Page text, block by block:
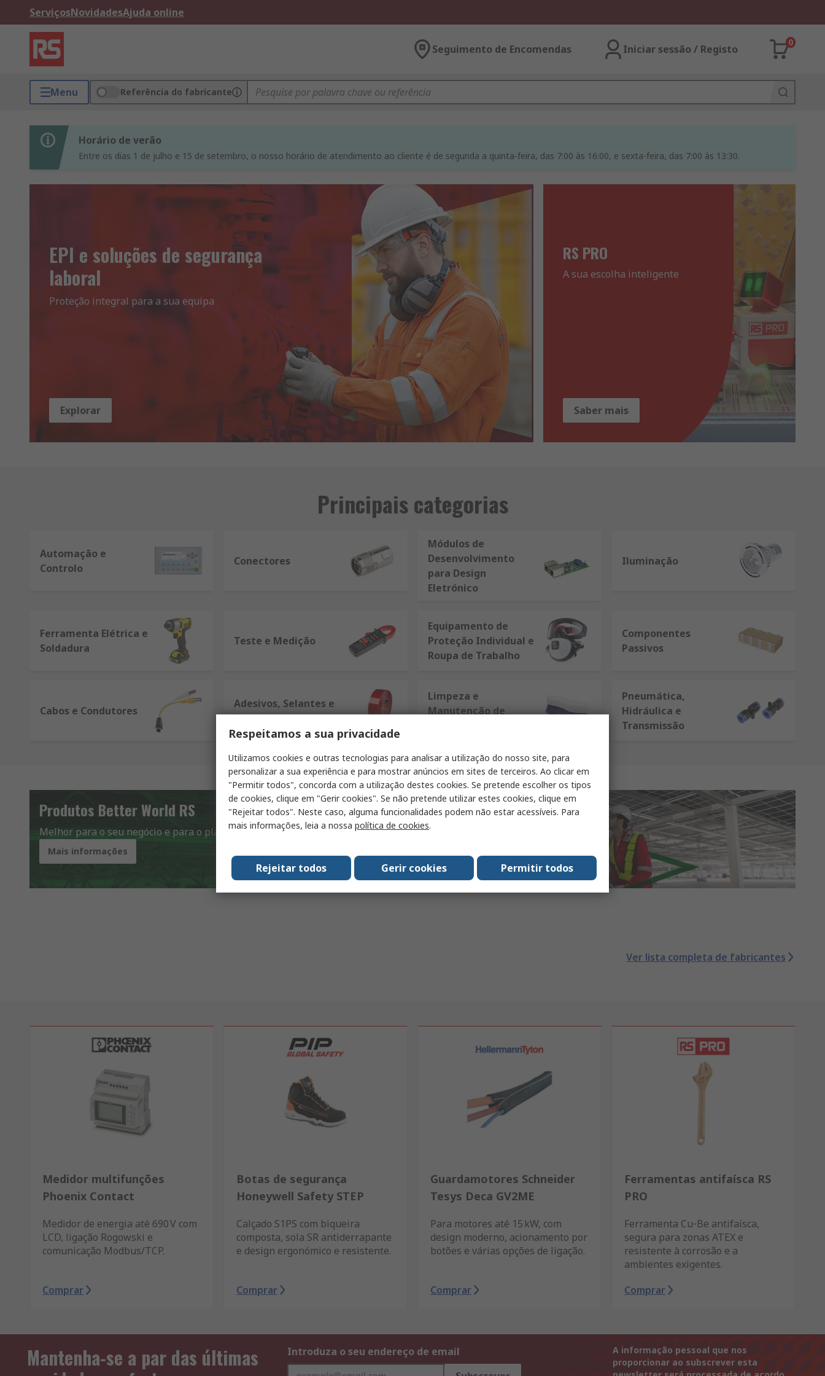
ServiçosNovidadesAjuda online
Seguimento de Encomendas Iniciar sessão / Registo
0
Menu Referência do fabricante
Horário de verão
Entre os dias 1 de julho e 15 de setembro, o nosso horário de atendimento ao cliente é de segunda a quinta-feira, das 7:00 às 16:00, e sexta-feira, das 7:00 às 13:30.
EPI e soluções de segurança
laboral
Proteção integral para a sua equipa
Explorar
RS PRO
A sua escolha inteligente
Saber mais
Principais categorias
Automação e
Controlo
Conectores
Módulos de
Desenvolvimento
para Design
Eletrónico
Iluminação
Ferramenta Elétrica e
Soldadura
Teste e Medição
Equipamento de
Proteção Individual e
Roupa de Trabalho
Componentes
Passivos
Cabos e Condutores
Adesivos, Selantes e
Fitas
Limpeza e
Manutenção de
Pneumática,
Hidráulica e
Transmissão
Produtos Better World RS
Melhor para o seu negócio e para o planeta
Mais informações
Ver lista completa de fabricantes
Medidor multifunções
Phoenix Contact
Medidor de energia até 690 V com
LCD, ligação Rogowski e
comunicação Modbus/TCP.
Comprar
Botas de segurança
Honeywell Safety STEP
Calçado S1PS com biqueira
composta, sola SR antiderrapante
e design ergonómico e resistente.
Comprar
Guardamotores Schneider
Tesys Deca GV2ME
Para motores até 15 kW, com
design moderno, acionamento por
botões e várias opções de ligação.
Comprar
Ferramentas antifaísca RS
PRO
Ferramenta Cu‑Be antifaísca,
segura para zonas ATEX e
resistente à corrosão e a
ambientes exigentes.
Comprar
Mantenha-se a par das últimas
Introduza o seu endereço de email
A informação pessoal que nos
proporcionar ao subscrever esta
Respeitamos a sua privacidade
Utilizamos cookies e outras tecnologias para analisar a utilização do nosso site, para
personalizar a sua experiência e para mostrar anúncios em sites de terceiros. Ao clicar em
"Permitir todos", concorda com a utilização destes cookies. Se pretende escolher os tipos
de cookies, clique em "Gerir cookies". Se não pretende utilizar estes cookies, clique em
"Rejeitar todos". Neste caso, alguma funcionalidades podem não estar acessíveis. Para
mais informações, leia a nossa política de cookies.
Permitir todos
Gerir cookies
Rejeitar todos